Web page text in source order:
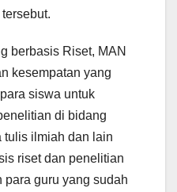
berbasis Riset, MAN
kesempatan yang
siswa untuk
di bidang
tulis ilmiah dan lain
riset dan penelitian
guru yang sudah